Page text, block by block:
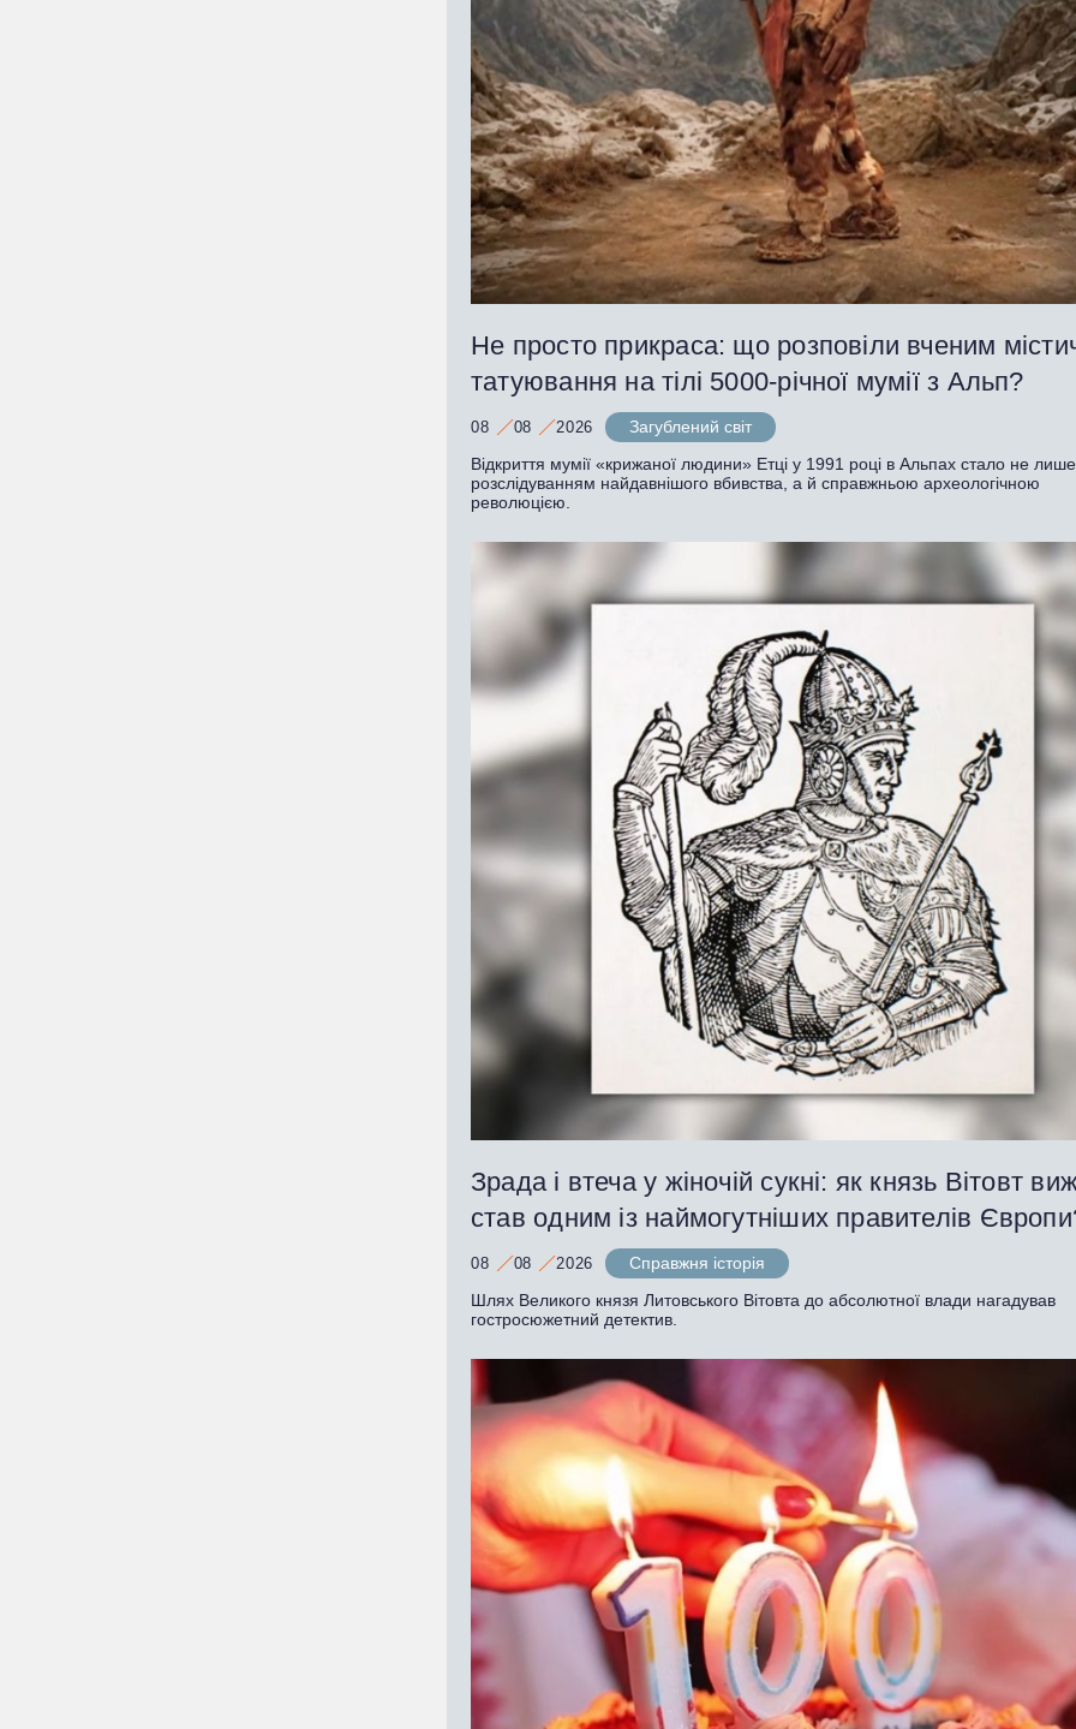
Не просто прикраса: що розповіли вченим
татуювання на тілі 5000-річної мумії з Альп?
08 08 2026
Загублений світ
Відкриття мумії «крижаної людини» Етці у 1991 році в Альпах стало не
розслідуванням найдавнішого вбивства, а й справжньою археологічною
революцією.
Зрада і втеча у жіночій сукні: як князь Вітовт
став одним із наймогутніших правителів
08 08 2026
Справжня історія
Шлях Великого князя Литовського Вітовта до абсолютної влади нагадував
гостросюжетний детектив.